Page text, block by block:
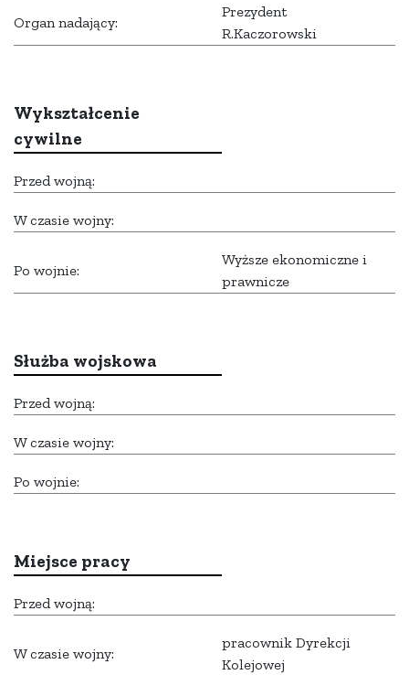
Organ nadający:
Prezydent
R.Kaczorowski
Wykształcenie
cywilne
Przed wojną:
W czasie wojny:
Po wojnie:
Wyższe ekonomiczne i
prawnicze
Służba wojskowa
Przed wojną:
W czasie wojny:
Po wojnie:
Miejsce pracy
Przed wojną:
W czasie wojny:
pracownik Dyrekcji
Kolejowej